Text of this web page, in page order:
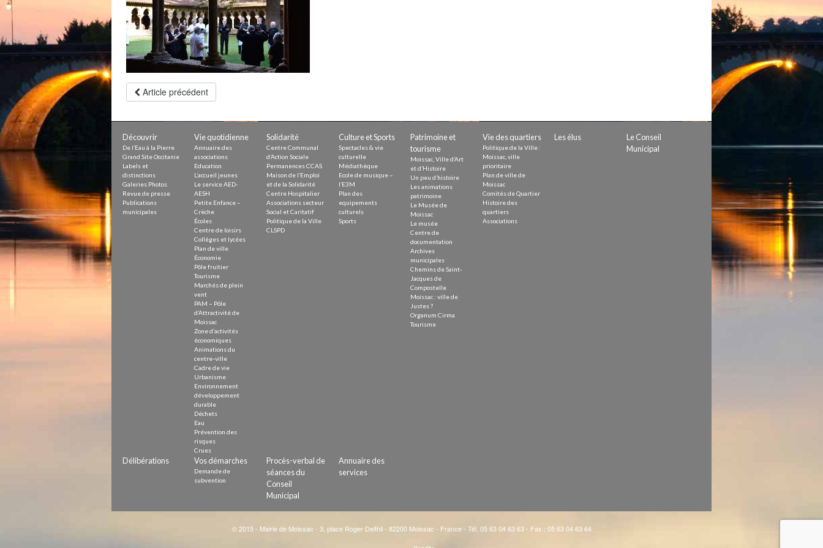
Petite Enfance – Crèche
Écoles
Centre de loisirs
Collèges et lycées
Le service AED-AESH
Pôle fruitier
Tourisme
PAM – Pôle d’Attractivité de Moissac
Animations du centre-ville
Annuaire des commerces
Démarchage
Urbanisme
Environnement développement durable
Déchets
Eau
Prévention des risques
Crues
Article précédent
Découvrir
De l’Eau à la Pierre
Grand Site Occitanie
Labels et
distinctions
Galeries Photos
Revue de presse
Publications
municipales
Vie quotidienne
Annuaire des
associations
Education
L’accueil jeunes
Le service AED-
AESH
Petite Enfance –
Crèche
Écoles
Centre de loisirs
Collèges et lycées
Plan de ville
Économie
Pôle fruitier
Tourisme
Marchés de plein
vent
PAM – Pôle
d’Attractivité de
Moissac
Zone d’activités
économiques
Animations du
centre-ville
Cadre de vie
Urbanisme
Environnement
développement
durable
Déchets
Eau
Prévention des
risques
Crues
Solidarité
Centre Communal
d’Action Sociale
Permanences CCAS
Maison de l’Emploi
et de la Solidarité
Centre Hospitalier
Associations secteur
Social et Caritatif
Politique de la Ville
CLSPD
Culture et Sports
Spectacles & vie
culturelle
Médiathèque
Ecole de musique –
l’E3M
Plan des
equipements
culturels
Sports
Patrimoine et
tourisme
Moissac, Ville d’Art
et d’Histoire
Un peu d’histoire
Les animations
patrimoine
Le Musée de
Moissac
Le musée
Centre de
documentation
Archives
municipales
Chemins de Saint-
Jacques de
Compostelle
Moissac : ville de
Justes ?
Organum Cirma
Tourisme
Vie des quartiers
Politique de la Ville :
Moissac, ville
prioritaire
Plan de ville de
Moissac
Comités de Quartier
Histoire des
quartiers
Associations
Les élus
Le Conseil
Municipal
Délibérations Vos démarches
Demande de
subvention
Procès-verbal de
séances du
Conseil
Municipal
Annuaire des
services
© 2015 - Mairie de Moissac - 3, place Roger Delthil - 82200 Moissac - France - Tél. 05 63 04 63 63 - Fax : 05 63 04 63 64